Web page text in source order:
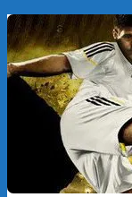
Перейти
к
содержимому